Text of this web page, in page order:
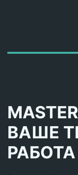
ВАШЕ
РАБОТА